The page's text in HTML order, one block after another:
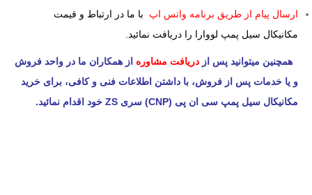
ارسال پیام از طریق برنامه واتس اپ
با ما در ارتباط و قیمت
مکانیکال سیل پمپ لووارا را دریافت نمائید.
همچنین میتوانید پس از دریافت مشاوره از همکاران ما در واحد فروش
و یا خدمات پس از فروش، با داشتن اطلاعات فنی و کافی، برای خرید
مکانیکال سیل پمپ سی ان پی (CNP) سری ZS خود اقدام نمائید.